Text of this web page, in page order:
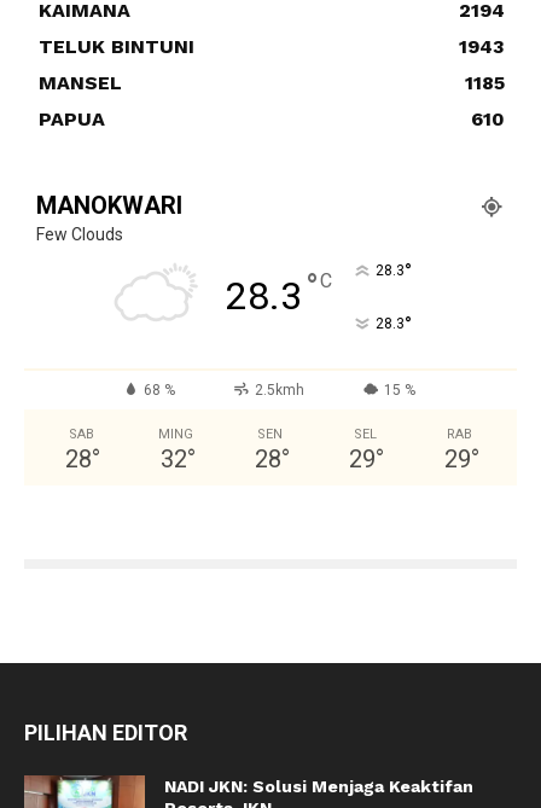
KAIMANA
2194
TELUK BINTUNI
1943
MANSEL
1185
PAPUA
610
MANOKWARI
Few Clouds
28.3 °C 28.3°
28.3°
68 % 2.5kmh 15 %
SAB
28°
MING
32°
SEN
28°
SEL
29°
RAB
29°
PILIHAN EDITOR
NADI JKN: Solusi Menjaga Keaktifan